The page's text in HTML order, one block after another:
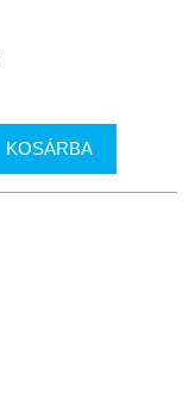
KOSÁRBA